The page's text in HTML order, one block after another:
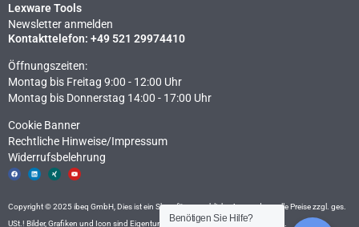
Lexware Tools
Newsletter anmelden
Kontakttelefon: +49 521 29974410
Öffnungszeiten:
Montag bis Freitag 9:00 - 12:00 Uhr
Montag bis Donnerstag 14:00 - 17:00 Uhr
Cookie Banner
Rechtliche Hinweise​/Impressum
Widerrufsbelehrung
F
a
c
o
L
i
n
i
n
X
i
n
Y
o
u
e
Copyright © 2025 ibeq GmbH, Dies ist ein Shop für gewerbliche Anwender – alle Preise zzgl. ges.
USt.! Bilder, Grafiken und Icon sind Eigentum der ibeq GmbH, Fotolia und
Benötigen Sie Hilfe?